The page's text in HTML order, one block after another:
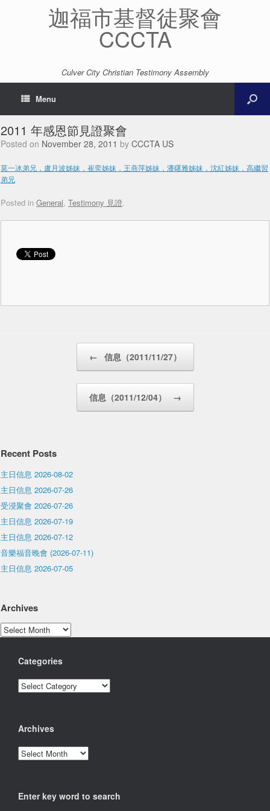
迦福市基督徒聚會
CCCTA
Culver City Christian Testimony Assembly
Menu
2011 年感恩節見證聚會
Posted on November 28, 2011 by CCCTA US
莫一冰弟兄，盧月波姊妹，崔奕姊妹，王燕萍姊妹，潘曙雅姊妹，沈紅姊妹，高繼習
弟兄
Posted in General, Testimony 見證.
← 信息（2011/11/27）
信息（2011/12/04） →
Recent Posts
主日信息 2026-08-02
主日信息 2026-07-26
受浸聚會 2026-07-26
主日信息 2026-07-19
主日信息 2026-07-12
音樂福音晚會 (2026-07-11)
主日信息 2026-07-05
Archives
Archives
Categories
Categories
Archives
Archives
Enter key word to search